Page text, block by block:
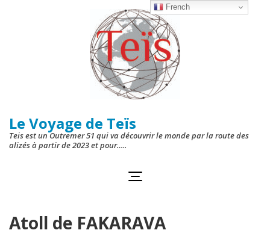
Le Voyage de Teïs
Teis est un Outremer 51 qui va découvrir le monde par la route des
alizés à partir de 2023 et pour…..
Atoll de FAKARAVA
French